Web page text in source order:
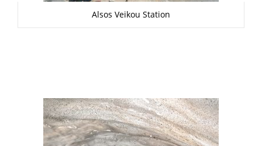
Alsos Veikou Station